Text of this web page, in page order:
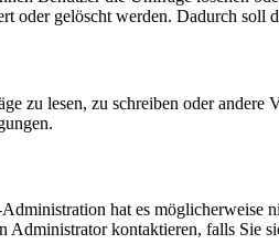
oder gelöscht werden. Dadurch
zu lesen, zu schreiben oder
hat es möglicherweise
kontaktieren, falls Sie